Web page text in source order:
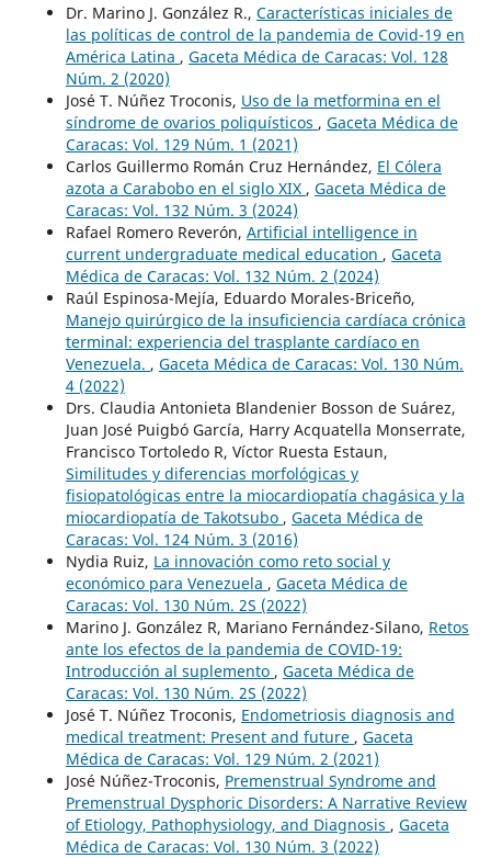
Dr. Marino J. González R., Características iniciales de
las políticas de control de la pandemia de Covid-19 en
América Latina , Gaceta Médica de Caracas: Vol. 128
Núm. 2 (2020)
José T. Núñez Troconis, Uso de la metformina en el
síndrome de ovarios poliquísticos , Gaceta Médica de
Caracas: Vol. 129 Núm. 1 (2021)
Carlos Guillermo Román Cruz Hernández, El Cólera
azota a Carabobo en el siglo XIX , Gaceta Médica de
Caracas: Vol. 132 Núm. 3 (2024)
Rafael Romero Reverón, Artificial intelligence in
current undergraduate medical education , Gaceta
Médica de Caracas: Vol. 132 Núm. 2 (2024)
Raúl Espinosa-Mejía, Eduardo Morales-Briceño,
Manejo quirúrgico de la insuficiencia cardíaca crónica
terminal: experiencia del trasplante cardíaco en
Venezuela. , Gaceta Médica de Caracas: Vol. 130 Núm.
4 (2022)
Drs. Claudia Antonieta Blandenier Bosson de Suárez,
Juan José Puigbó García, Harry Acquatella Monserrate,
Francisco Tortoledo R, Víctor Ruesta Estaun,
Similitudes y diferencias morfológicas y
fisiopatológicas entre la miocardiopatía chagásica y la
miocardiopatía de Takotsubo , Gaceta Médica de
Caracas: Vol. 124 Núm. 3 (2016)
Nydia Ruiz, La innovación como reto social y
económico para Venezuela , Gaceta Médica de
Caracas: Vol. 130 Núm. 2S (2022)
Marino J. González R, Mariano Fernández-Silano, Retos
ante los efectos de la pandemia de COVID-19:
Introducción al suplemento , Gaceta Médica de
Caracas: Vol. 130 Núm. 2S (2022)
José T. Núñez Troconis, Endometriosis diagnosis and
medical treatment: Present and future , Gaceta
Médica de Caracas: Vol. 129 Núm. 2 (2021)
José Núñez-Troconis, Premenstrual Syndrome and
Premenstrual Dysphoric Disorders: A Narrative Review
of Etiology, Pathophysiology, and Diagnosis , Gaceta
Médica de Caracas: Vol. 130 Núm. 3 (2022)